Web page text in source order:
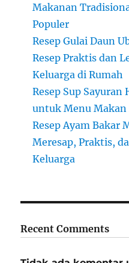
Makanan
Populer
Resep Gulai Daun
Resep Praktis dan
Keluarga di Rumah
Resep Sup Sayuran
untuk Menu Makan
Resep Ayam Bakar
Meresap, Praktis,
Keluarga
Recent Comments